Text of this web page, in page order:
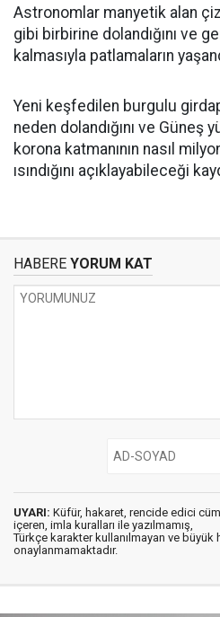
Astronomlar manyetik alan
gibi birbirine dolandığını ve
kalmasıyla patlamaların
Yeni keşfedilen burgulu
neden dolandığını ve Güneş
korona katmanının nasıl
ısındığını açıklayabileceği
HABERE YORUM KAT
UYARI: Küfür, hakaret, rencide edici
içeren, imla kuralları ile yazılmamış,
Türkçe karakter kullanılmayan ve büyük
onaylanmamaktadır.